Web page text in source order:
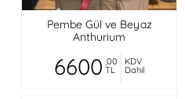
Pembe Gül ve Beyaz
Anthurium
6600 ,00
TL
KDV
Dahil